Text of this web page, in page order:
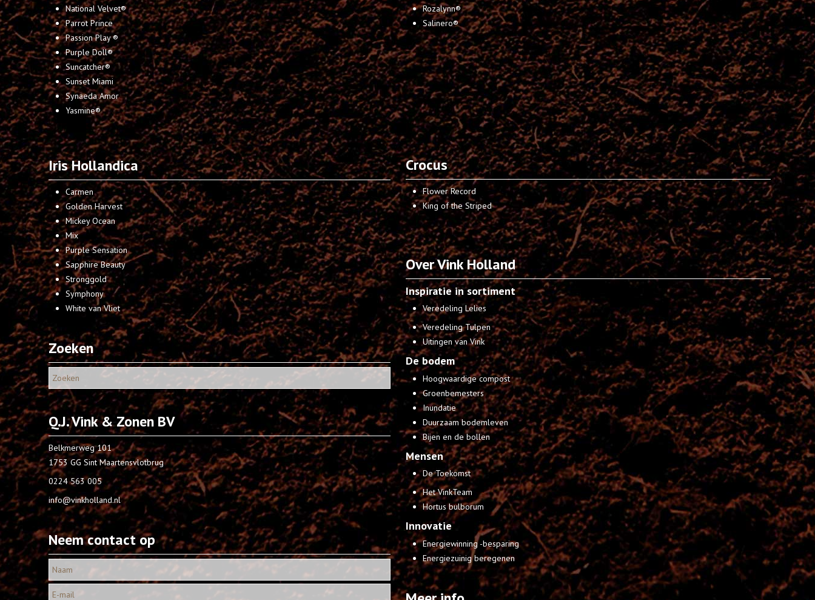
National Velvet®
Parrot Prince
Passion Play ®
Purple Doll®
Suncatcher®
Sunset Miami
Synaeda Amor
Yasmine®
Rozalynn®
Salinero®
Iris Hollandica
Carmen
Golden Harvest
Mickey Ocean
Mix
Purple Sensation
Sapphire Beauty
Stronggold
Symphony
White van Vliet
Zoeken
Q.J. Vink & Zonen BV
Belkmerweg 101
1753 GG Sint Maartensvlotbrug
0224 563 005
info@vinkholland.nl
Neem contact op
Crocus
Flower Record
King of the Striped
Over Vink Holland
Inspiratie in sortiment
Veredeling Lelies
Veredeling Tulpen
Uitingen van Vink
De bodem
Hoogwaardige compost
Groenbemesters
Inundatie
Duurzaam bodemleven
Bijen en de bollen
Mensen
De Toekomst
Het VinkTeam
Hortus bulborum
Innovatie
Energiewinning -besparing
Energiezuinig beregenen